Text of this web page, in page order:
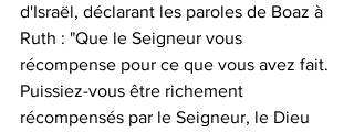
d'Israël, déclarant les paroles de Boaz à
Ruth : "Que le Seigneur vous
récompense pour ce que vous avez fait.
Puissiez-vous être richement
récompensés par le Seigneur, le Dieu